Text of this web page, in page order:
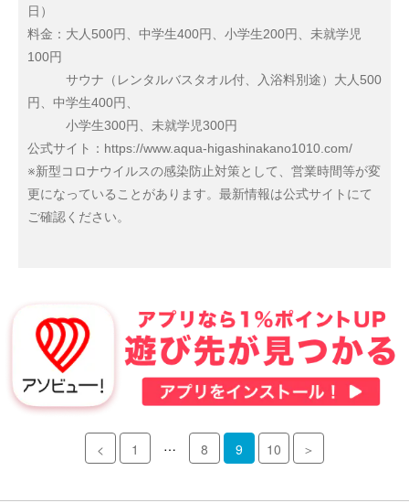
日）
料金：大人500円、中学生400円、小学生200円、未就学児
100円
サウナ（レンタルバスタオル付、入浴料別途）大人500
円、中学生400円、
小学生300円、未就学児300円
公式サイト：https://www.aqua-higashinakano1010.com/
※新型コロナウイルスの感染防止対策として、営業時間等が変
更になっていることがあります。最新情報は公式サイトにて
ご確認ください。
< 1 … 8 9 10 ＞